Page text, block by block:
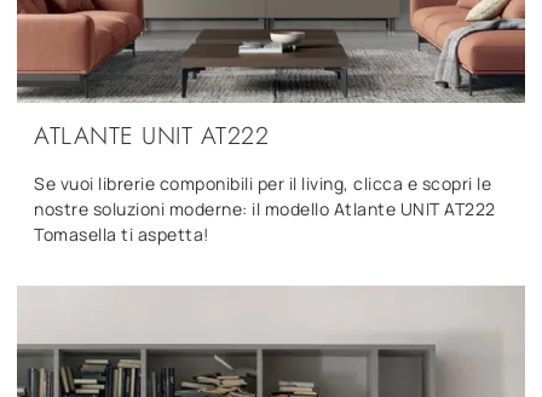
ATLANTE UNIT AT222
Se vuoi librerie componibili per il living, clicca e scopri le
nostre soluzioni moderne: il modello Atlante UNIT AT222
Tomasella ti aspetta!